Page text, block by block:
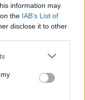
information may
the IAB’s List of
disclose it to other
or more Google
You may click to
third-party tags to
in below Google